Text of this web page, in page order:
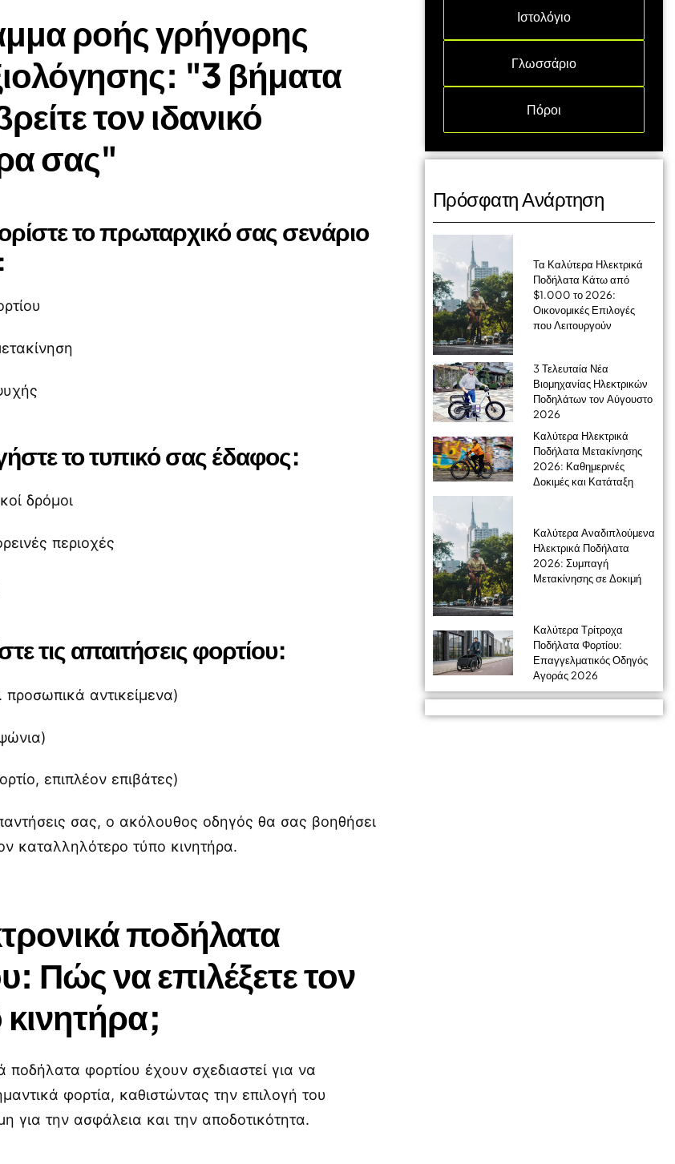
ροής γρήγορης
"3 βήματα
τον ιδανικό
σας"
το πρωταρχικό σας σενάριο
το τυπικό σας έδαφος:
δρόμοι
περιοχές
τις απαιτήσεις φορτίου:
αντικείμενα)
επιπλέον επιβάτες)
σας, ο ακόλουθος οδηγός θα σας βοηθήσει
καταλληλότερο τύπο κινητήρα.
ποδήλατα
Πώς να επιλέξετε τον
ποδήλατα φορτίου έχουν σχεδιαστεί για να
φορτία, καθιστώντας την επιλογή του
για την ασφάλεια και την αποδοτικότητα.
Ιστολόγιο
Γλωσσάριο
Πόροι
Πρόσφατη Ανάρτηση
Τα Καλύτερα Ηλεκτρικά
Ποδήλατα Κάτω από
$1.000 το 2026:
Οικονομικές Επιλογές
που Λειτουργούν
3 Τελευταία Νέα
Βιομηχανίας Ηλεκτρικών
Ποδηλάτων τον Αύγουστο
2026
Καλύτερα Ηλεκτρικά
Ποδήλατα Μετακίνησης
2026: Καθημερινές
Δοκιμές και Κατάταξη
Καλύτερα Αναδιπλούμενα
Ηλεκτρικά Ποδήλατα
2026: Συμπαγή
Μετακίνησης σε Δοκιμή
Καλύτερα Τρίτροχα
Ποδήλατα Φορτίου:
Επαγγελματικός Οδηγός
Αγοράς 2026